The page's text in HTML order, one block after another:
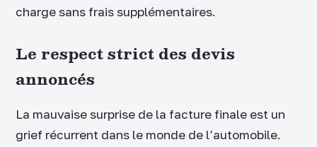
charge sans frais supplémentaires.
Le respect strict des devis
annoncés
La mauvaise surprise de la facture finale est un
grief récurrent dans le monde de l’automobile.